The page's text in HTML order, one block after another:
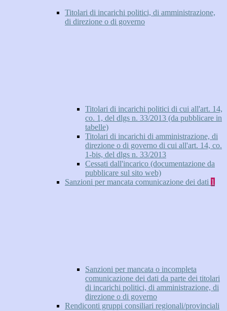
Titolari di incarichi politici, di amministrazione,
di direzione o di governo
Titolari di incarichi politici di cui all'art. 14,
co. 1, del dlgs n. 33/2013 (da pubblicare in
tabelle)
Titolari di incarichi di amministrazione, di
direzione o di governo di cui all'art. 14, co.
1-bis, del dlgs n. 33/2013
Cessati dall'incarico (documentazione da
pubblicare sul sito web)
Sanzioni per mancata comunicazione dei dati 1
Sanzioni per mancata o incompleta
comunicazione dei dati da parte dei titolari
di incarichi politici, di amministrazione, di
direzione o di governo
Rendiconti gruppi consiliari regionali/provinciali